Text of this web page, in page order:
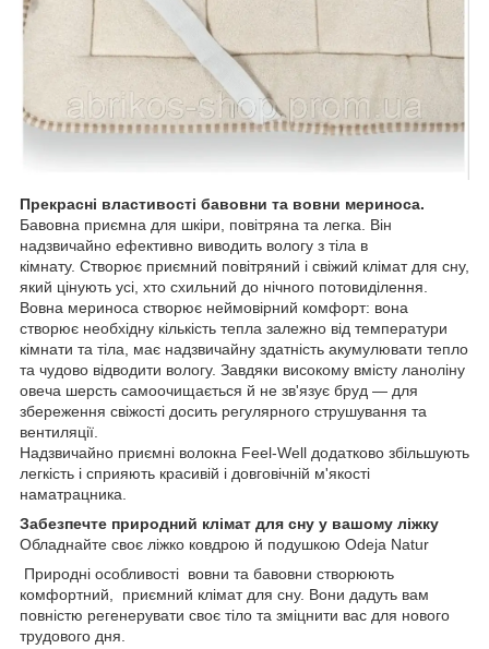
Прекрасні властивості бавовни та вовни мериноса.
Бавовна приємна для шкіри, повітряна та легка. Він
надзвичайно ефективно виводить вологу з тіла в
кімнату. Створює приємний повітряний і свіжий клімат для сну,
який цінують усі, хто схильний до нічного потовиділення.
Вовна мериноса створює неймовірний комфорт: вона
створює необхідну кількість тепла залежно від температури
кімнати та тіла, має надзвичайну здатність акумулювати тепло
та чудово відводити вологу. Завдяки високому вмісту ланоліну
овеча шерсть самоочищається й не зв'язує бруд — для
збереження свіжості досить регулярного струшування та
вентиляції.
Надзвичайно приємні волокна Feel-Well додатково збільшують
легкість і сприяють красивій і довговічній м'якості
наматрацника.
Забезпечте природний клімат для сну у вашому ліжку
Обладнайте своє ліжко ковдрою й подушкою Odeja Natur
Природні особливості вовни та бавовни створюють
комфортний, приємний клімат для сну. Вони дадуть вам
повністю регенерувати своє тіло та зміцнити вас для нового
трудового дня.